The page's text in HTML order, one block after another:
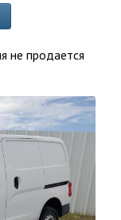
не продается